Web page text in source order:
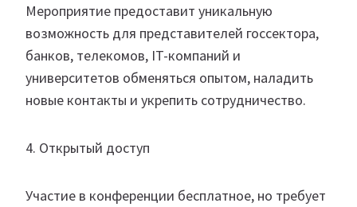
Мероприятие предоставит уникальную
возможность для представителей госсектора,
банков, телекомов, IT-компаний и
университетов обменяться опытом, наладить
новые контакты и укрепить сотрудничество.
4. Открытый доступ
Участие в конференции бесплатное, но требует